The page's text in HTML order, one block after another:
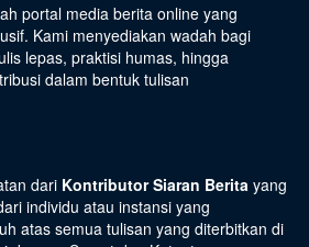
portal media berita online yang
Kami menyediakan wadah bagi
lepas, praktisi humas, hingga
dalam bentuk tulisan
dari Kontributor Siaran Berita yang
individu atau instansi yang
atas semua tulisan yang diterbitkan di